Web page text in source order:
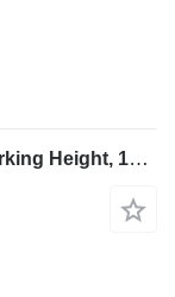
JLG 210-25 Diesel, 4x4 Drive, 23m Working Height, 1000